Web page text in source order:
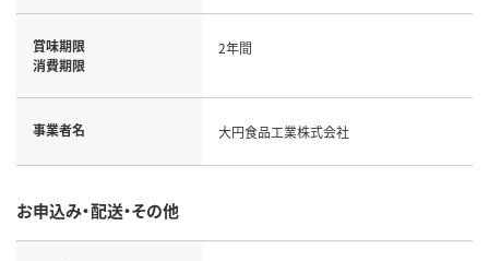
賞味期限
消費期限
2年間
事業者名 大円食品工業株式会社
お申込み・配送・その他